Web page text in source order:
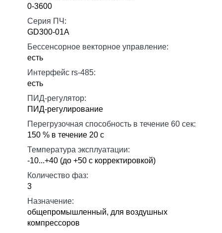
0-3600
Серия ПЧ:
GD300-01A
Бессенсорное векторное управление:
есть
Интерфейс rs-485:
есть
ПИД-регулятор:
ПИД-регулирование
Перегрузочная способность в течение 60 сек:
150 % в течение 20 с
Температура эксплуатации:
-10...+40 (до +50 с корректировкой)
Количество фаз:
3
Назначение:
общепромышленный, для воздушных
компрессоров